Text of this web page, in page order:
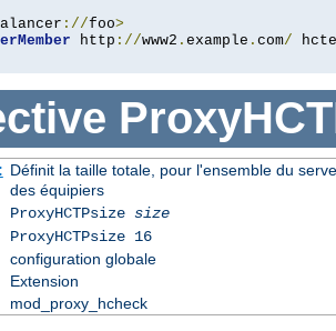
://foo>
http ://www2 . example . com/
Définit la taille totale, pour l'ensemble du
des équipiers
ProxyHCTPsize size
ProxyHCTPsize 16
configuration globale
Extension
mod_proxy_hcheck